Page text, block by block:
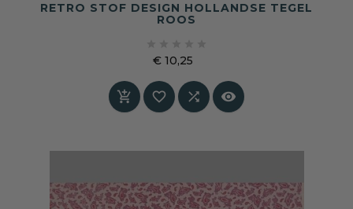
RETRO STOF DESIGN HOLLANDSE TEGEL
ROOS
€ 10,25
   